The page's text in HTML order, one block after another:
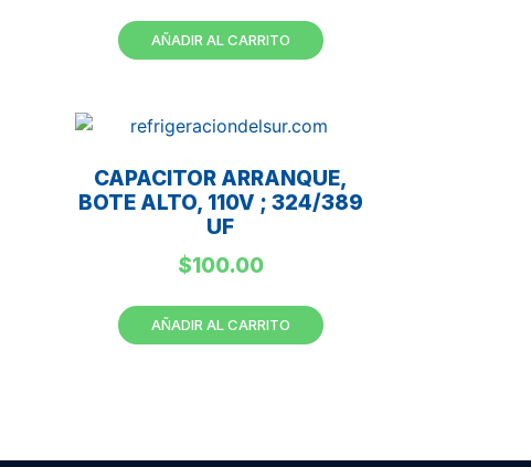
AÑADIR AL CARRITO
CAPACITOR ARRANQUE,
BOTE ALTO, 110V ; 324/389
UF
$100.00
AÑADIR AL CARRITO